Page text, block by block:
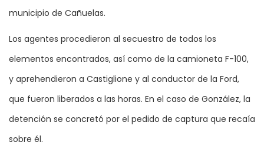
municipio de Cañuelas.
Los agentes procedieron al secuestro de todos los
elementos encontrados, así como de la camioneta F-100,
y aprehendieron a Castiglione y al conductor de la Ford,
que fueron liberados a las horas. En el caso de González, la
detención se concretó por el pedido de captura que recaía
sobre él.